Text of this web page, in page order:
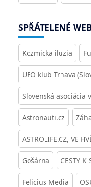
SPŘÁTELENÉ
Kozmicka iluzia
UFO klub Trnava
Slovenská asociácia
Astronauti.cz
ASTROLIFE.CZ, VE
Gošárna CESTY
Felicius Media